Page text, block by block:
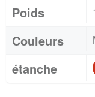
Poids
Couleurs
étanche